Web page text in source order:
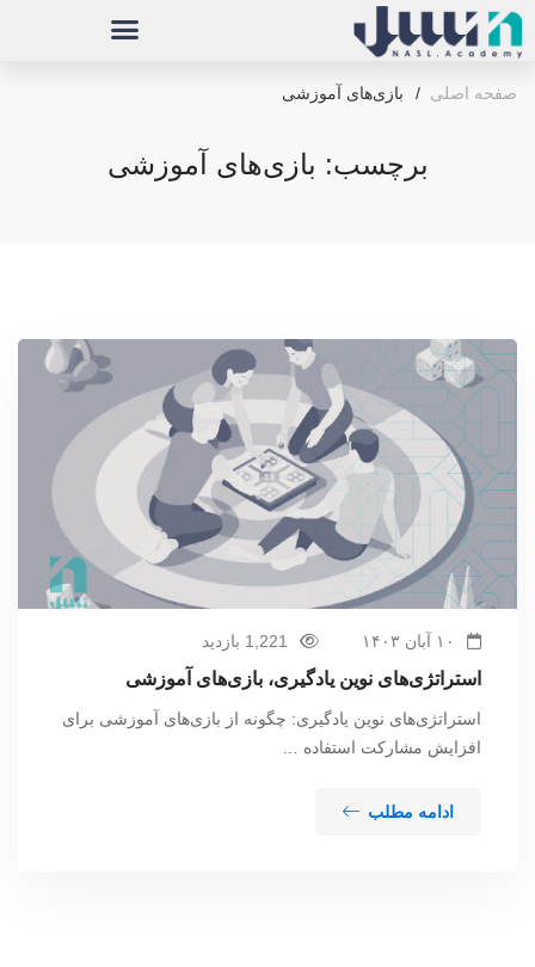
صفحه اصلی بازی‌های آموزشی
برچسب: بازی‌های آموزشی
۱۰ آبان ۱۴۰۳ 1,221 بازدید
استراتژی‌های نوین یادگیری، بازی‌های آموزشی
استراتژی‌های نوین یادگیری: چگونه از بازی‌های آموزشی برای
افزایش مشارکت استفاده …
ادامه مطلب